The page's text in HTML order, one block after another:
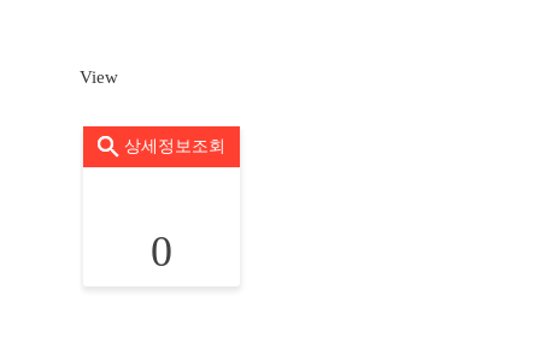
View
상세정보조회
0